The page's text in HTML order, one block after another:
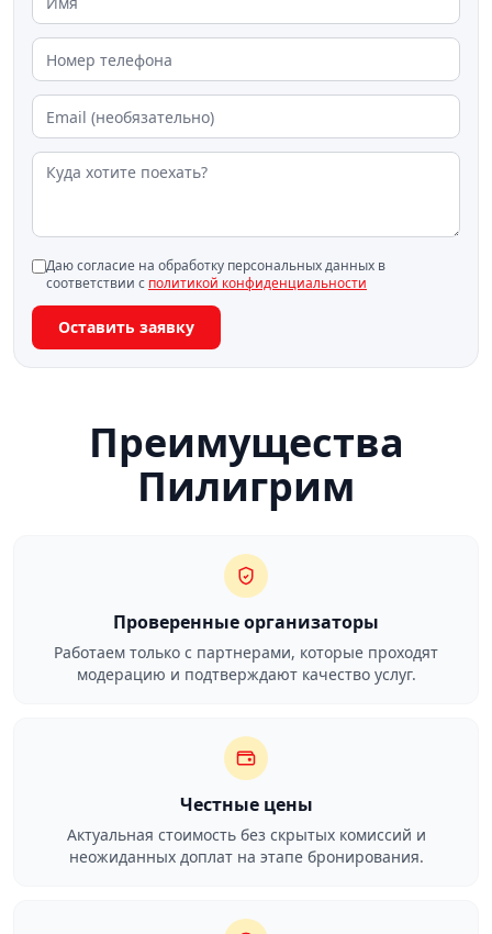
Даю согласие на обработку персональных данных в
соответствии с политикой конфиденциальности
Оставить заявку
Преимущества
Пилигрим
Проверенные организаторы
Работаем только с партнерами, которые проходят
модерацию и подтверждают качество услуг.
Честные цены
Актуальная стоимость без скрытых комиссий и
неожиданных доплат на этапе бронирования.